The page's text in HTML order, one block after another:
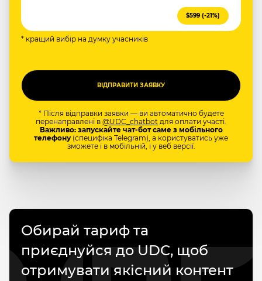
$599 (-21%)
* кращий вибір на думку учасників
* Після відправки заявки — ви автоматично будете
перенаправлені в @UDC_chatbot для оплати участі.
Важливо: запускайте чат-бот саме з мобільного
телефону(специфіка Telegram), а користуватись уже
зможете і в мобільній, і у веб версії.
Обирай тариф та
приєднуйся до UDC, щоб
отримувати якісний контент